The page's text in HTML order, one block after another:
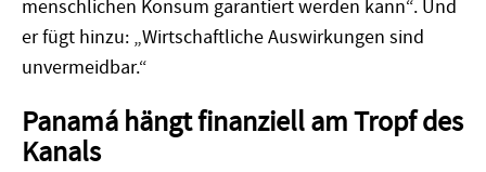
menschlichen Konsum garantiert werden kann“. Und
er fügt hinzu: „Wirtschaftliche Auswirkungen sind
unvermeidbar.“
Panamá hängt finanziell am Tropf des
Kanals